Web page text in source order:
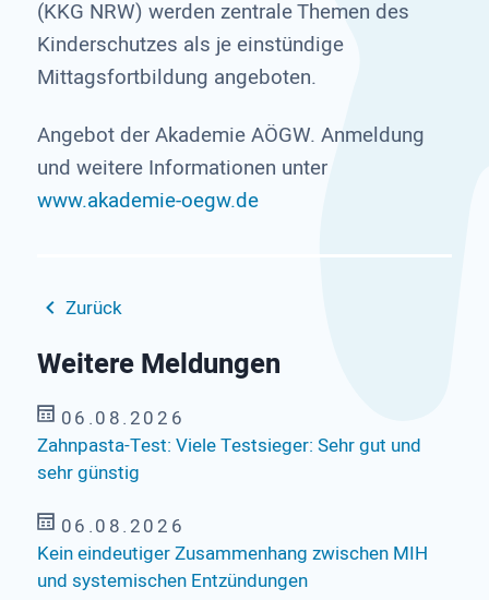
(KKG NRW) werden zentrale Themen des
Kinderschutzes als je einstündige
Mittagsfortbildung angeboten.
Angebot der Akademie AÖGW. Anmeldung
und weitere Informationen unter
www.akademie-oegw.de
Zurück
Weitere Meldungen
06.08.2026
Zahnpasta-Test: Viele Testsieger: Sehr gut und
sehr günstig
06.08.2026
Kein eindeutiger Zusammenhang zwischen MIH
und systemischen Entzündungen